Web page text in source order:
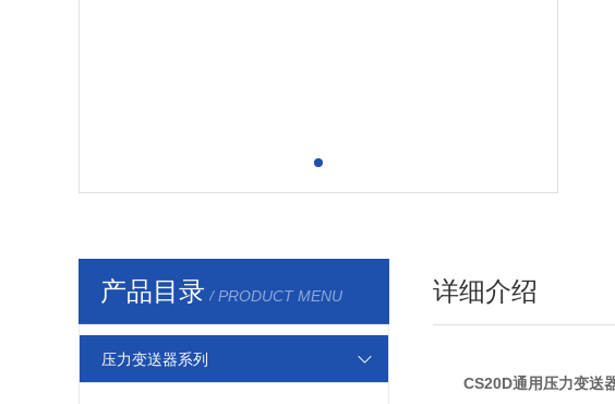
产品目录 / PRODUCT MENU
压力变送器系列
详细介绍
CS20D通用压力变送